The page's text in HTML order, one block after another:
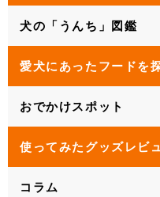
犬の「うんち」図鑑
愛犬にあったフードを
おでかけスポット
使ってみたグッズレビ
コラム